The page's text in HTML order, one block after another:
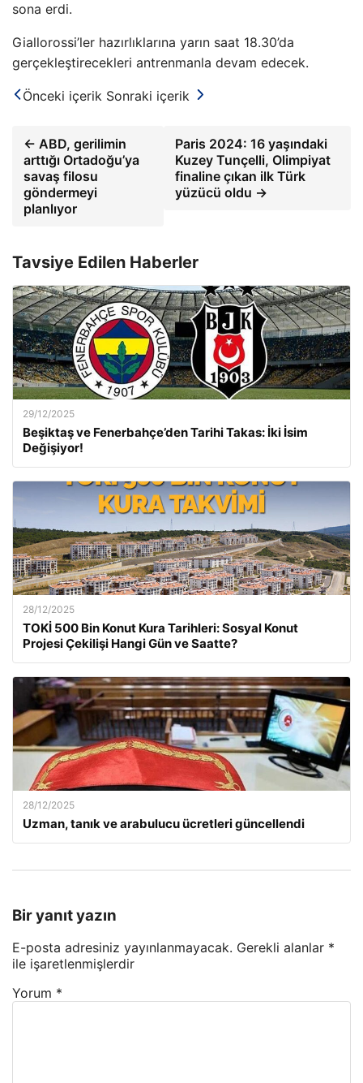
sona erdi.
Giallorossi’ler hazırlıklarına yarın saat 18.30’da
gerçekleştirecekleri antrenmanla devam edecek.
Önceki içerik Sonraki içerik
← ABD, gerilimin
arttığı Ortadoğu’ya
savaş filosu
göndermeyi
planlıyor
Paris 2024: 16 yaşındaki
Kuzey Tunçelli, Olimpiyat
finaline çıkan ilk Türk
yüzücü oldu →
Tavsiye Edilen Haberler
29/12/2025
Beşiktaş ve Fenerbahçe’den Tarihi Takas: İki İsim
Değişiyor!
28/12/2025
TOKİ 500 Bin Konut Kura Tarihleri: Sosyal Konut
Projesi Çekilişi Hangi Gün ve Saatte?
28/12/2025
Uzman, tanık ve arabulucu ücretleri güncellendi
Bir yanıt yazın
E-posta adresiniz yayınlanmayacak. Gerekli alanlar *
ile işaretlenmişlerdir
Yorum *